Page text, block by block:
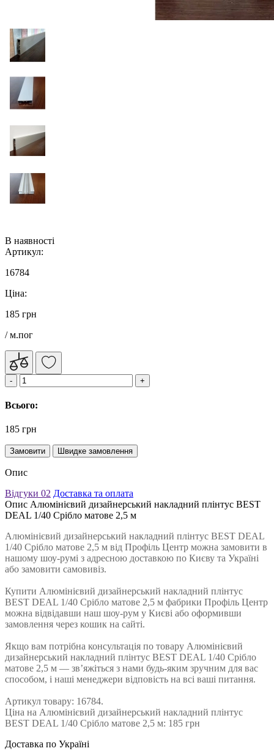
В наявності
Артикул:
16784
Ціна:
185 грн
/ м.пог
Всього:
185 грн
Замовити Швидке замовлення
Опис
Відгуки 02 Доставка та оплата
Опис Алюмінієвий дизайнерський накладний плінтус BEST
DEAL 1/40 Срібло матове 2,5 м
Алюмінієвий дизайнерський накладний плінтус BEST DEAL
1/40 Срібло матове 2,5 м від Профiль Центр можна замовити в
нашому шоу-румі з адресною доставкою по Києву та Україні
або замовити самовивіз.
Купити Алюмінієвий дизайнерський накладний плінтус
BEST DEAL 1/40 Срібло матове 2,5 м фабрики Профiль Центр
можна відвідавши наш шоу-рум у Києві або оформивши
замовлення через кошик на сайті.
Якщо вам потрібна консультація по товару Алюмінієвий
дизайнерський накладний плінтус BEST DEAL 1/40 Срібло
матове 2,5 м — зв’яжіться з нами будь-яким зручним для вас
способом, і наші менеджери відповість на всі ваші питання.
Артикул товару: 16784.
Ціна на Алюмінієвий дизайнерський накладний плінтус
BEST DEAL 1/40 Срібло матове 2,5 м: 185 грн
Доставка по Україні